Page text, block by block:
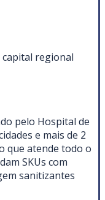
capital regional
pelo Hospital de
e mais de 2
que atende todo o
SKUs com
sanitizantes